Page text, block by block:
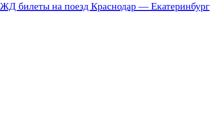
ЖД билеты на поезд Краснодар — Екатеринбург